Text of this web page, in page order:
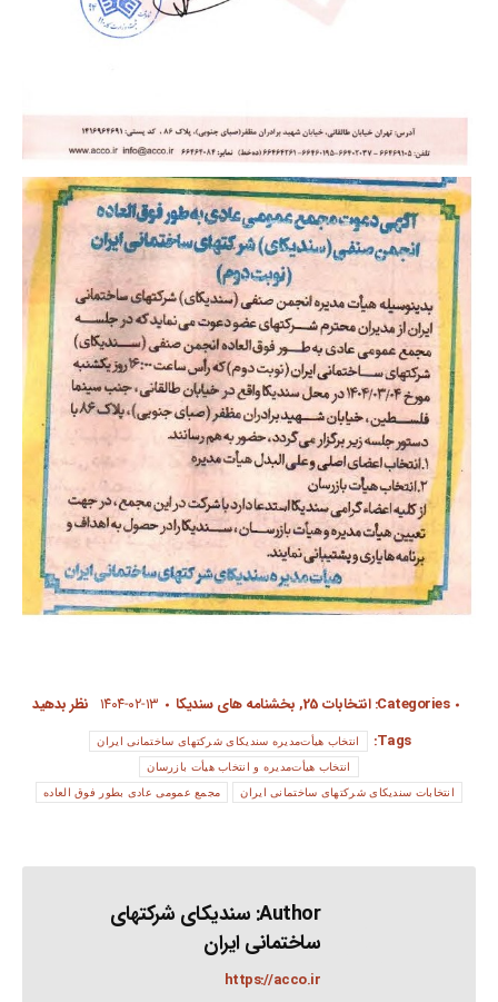
Categories: انتخابات 25 ,بخشنامه های سندیکا ۱۴۰۴-۰۲-۱۳ نظر بدهید
Tags:
انتخاب هیأت‌مدیره سندیکای شرکتهای ساختمانی ایران
انتخاب هیأت‌مدیره و انتخاب هیأت بازرسان
انتخابات سندیکای شرکتهای ساختمانی ایران مجمع عمومی عادی بطور فوق العاده
Author: سندیکای شرکتهای
ساختمانی ایران
https://acco.ir